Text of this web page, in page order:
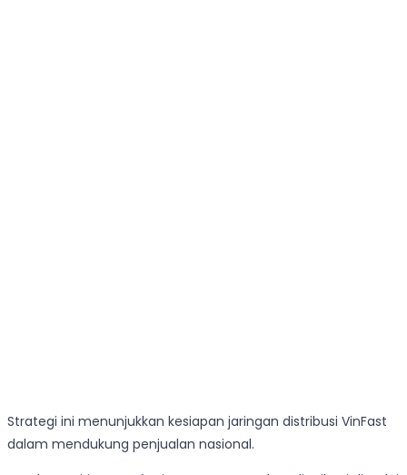
Strategi ini menunjukkan kesiapan jaringan distribusi VinFast
dalam mendukung penjualan nasional.